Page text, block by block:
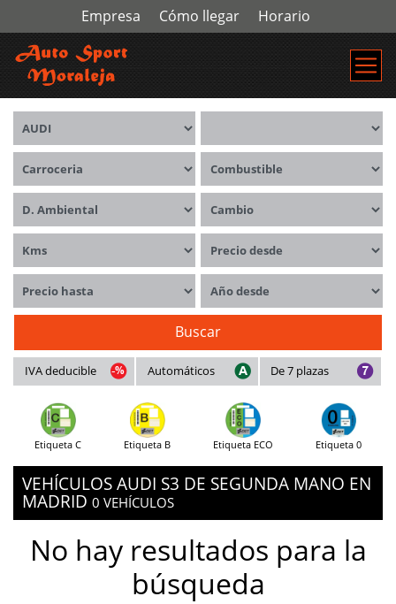
Empresa Cómo llegar Horario
Marca
Carrocerías Combustible
Distintivo ambiental Cambio
Kms Precio desde
Precio hasta Año desde
Buscar
IVA deducible Automáticos De 7 plazas
Etiqueta C Etiqueta B Etiqueta ECO Etiqueta 0
VEHÍCULOS AUDI S3 DE SEGUNDA MANO EN
MADRID 0 VEHÍCULOS
No hay resultados para la
búsqueda